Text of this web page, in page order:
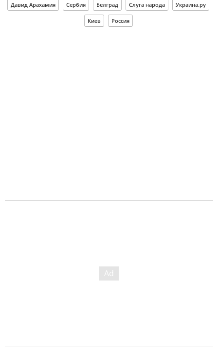
Давид Арахамия Сербия Белград Слуга народа Украина.ру
Киев Россия